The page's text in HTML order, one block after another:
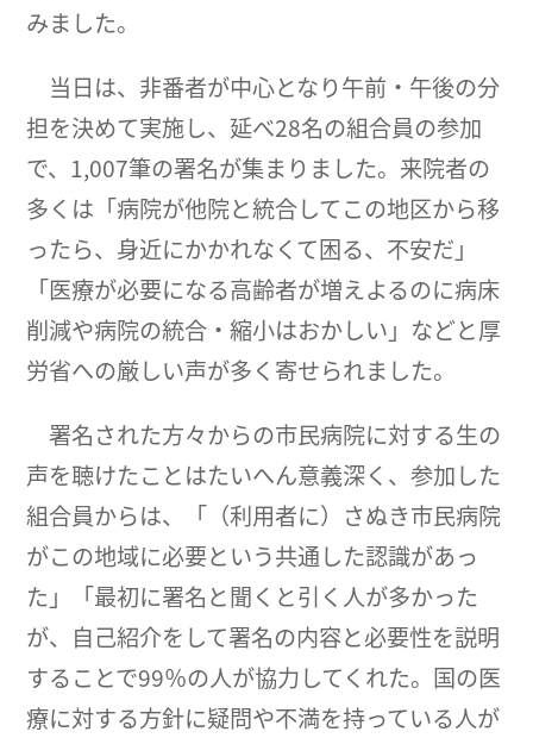
みました。
当日は、非番者が中心となり午前・午後の分
担を決めて実施し、延べ28名の組合員の参加
で、1,007筆の署名が集まりました。来院者の
多くは「病院が他院と統合してこの地区から移
ったら、身近にかかれなくて困る、不安だ」
「医療が必要になる高齢者が増えよるのに病床
削減や病院の統合・縮小はおかしい」などと厚
労省への厳しい声が多く寄せられました。
署名された方々からの市民病院に対する生の
声を聴けたことはたいへん意義深く、参加した
組合員からは、「（利用者に）さぬき市民病院
がこの地域に必要という共通した認識があっ
た」「最初に署名と聞くと引く人が多かった
が、自己紹介をして署名の内容と必要性を説明
することで99％の人が協力してくれた。国の医
療に対する方針に疑問や不満を持っている人が